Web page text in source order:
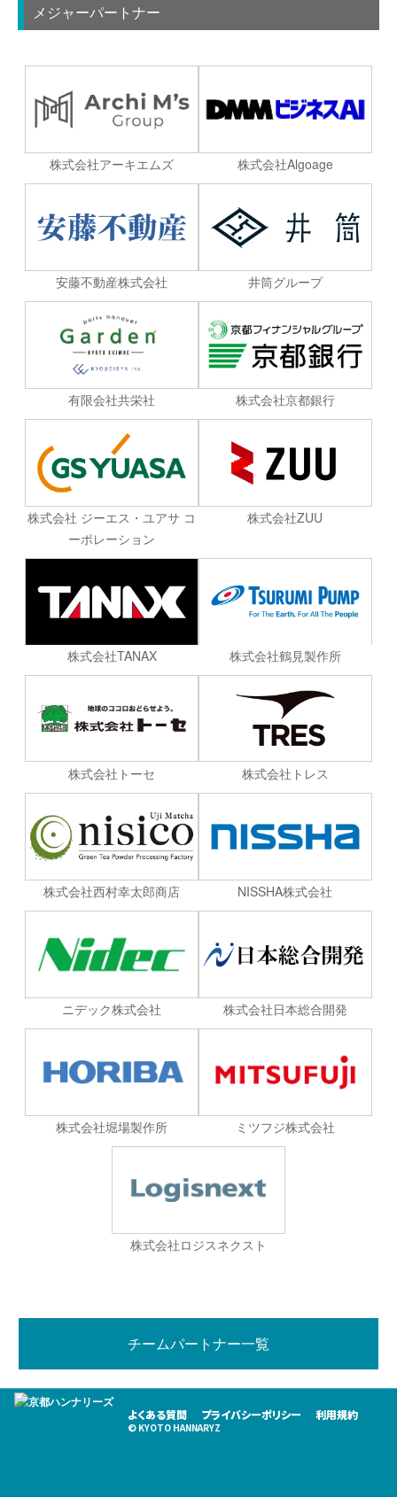
メジャーパートナー
株式会社アーキエムズ 株式会社Algoage
安藤不動産株式会社 井筒グループ
有限会社共栄社 株式会社京都銀行
株式会社 ジーエス・ユアサ コ
ーポレーション
株式会社ZUU
株式会社TANAX 株式会社鶴見製作所
株式会社トーセ 株式会社トレス
株式会社西村幸太郎商店 NISSHA株式会社
ニデック株式会社 株式会社日本総合開発
株式会社堀場製作所 ミツフジ株式会社
株式会社ロジスネクスト
チームパートナー一覧
よくある質問 プライバシーポリシー 利用規約
© KYOTO HANNARYZ